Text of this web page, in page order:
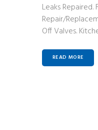
Leaks
Repair/
Off Valves.
READ MORE